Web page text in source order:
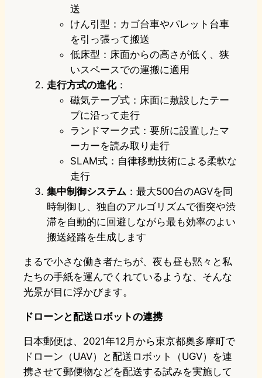
送
けん引型：カゴ台車やパレット台車
を引っ張って搬送
低床型：床面からの高さが低く、狭
いスペースでの運搬に適用
走行方式の進化：
磁気テープ式：床面に敷設したテー
プに沿って走行
ランドマーク式：要所に設置したマ
ーカーを読み取り走行
SLAM式：自律移動技術による柔軟な
走行
集中制御システム ：最大500台のAGVを同
時制御し、独自のアルゴリズムで衝突や渋
滞を自動的に回避しながら最も効率のよい
搬送経路を生成します
まるで小さな働き者たちが、夜も昼も黙々と私
たちの手紙を運んでくれているような、そんな
光景が目に浮かびます。
ドローンと配送ロボットの連携
日本郵便は、2021年12月から東京都奥多摩町で
ドローン（UAV）と配送ロボット（UGV）を連
携させて郵便物などを配送する試みを実施して